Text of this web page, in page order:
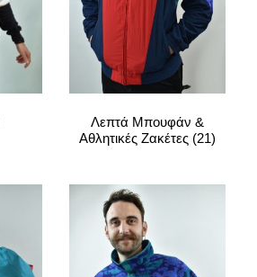
Λεπτά Μπουφάν &
Αθλητικές Ζακέτες (21)